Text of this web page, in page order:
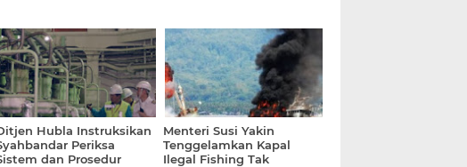
Hubla Instruksikan
Periksa
dan Prosedur
Menteri Susi Yakin
Tenggelamkan Kapal
Ilegal Fishing Tak